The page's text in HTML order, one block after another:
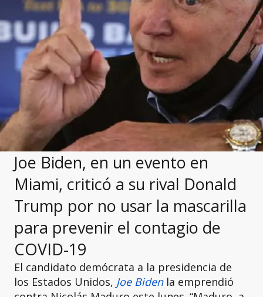
Joe Biden, en un evento en
Miami, criticó a su rival Donald
Trump por no usar la mascarilla
para prevenir el contagio de
COVID-19
El candidato demócrata a la presidencia de
los Estados Unidos, Joe Bidenla emprendió